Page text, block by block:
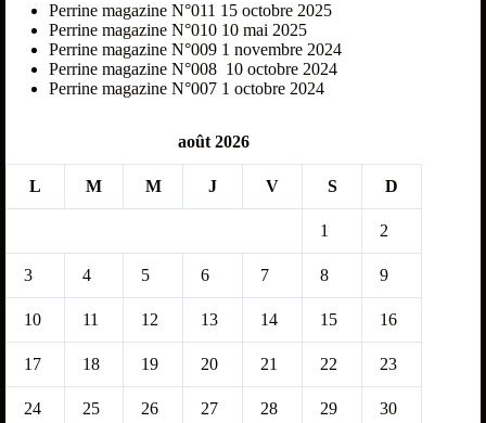
Perrine magazine N°011 15 octobre 2025
Perrine magazine N°010 10 mai 2025
Perrine magazine N°009 1 novembre 2024
Perrine magazine N°008 10 octobre 2024
Perrine magazine N°007 1 octobre 2024
août 2026
L M M J V S D
1 2
3 4 5 6 7 8 9
10 11 12 13 14 15 16
17 18 19 20 21 22 23
24 25 26 27 28 29 30